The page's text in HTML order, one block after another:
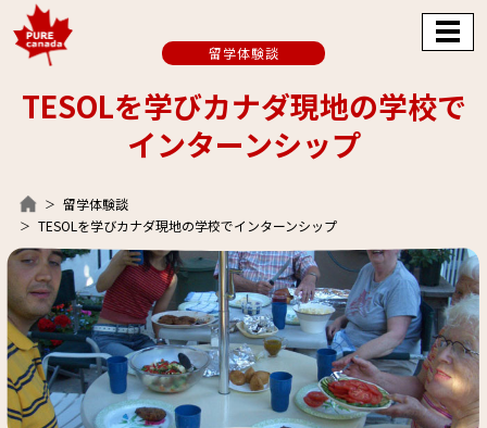
TESOLを学びカナダ現地の学校で
インターンシップ
留学体験談
TESOLを学びカナダ現地の学校でインターンシップ
留学体験談